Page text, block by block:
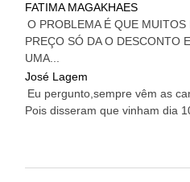
FATIMA MAGAKHAES
O PROBLEMA É QUE
PREÇO SÓ DA O DESCONTO
UMA...
José Lagem
Eu pergunto,sempre vêm as
Pois disseram que vinham dia